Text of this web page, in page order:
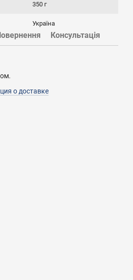
350 г
Україна
Консультація
о доставке